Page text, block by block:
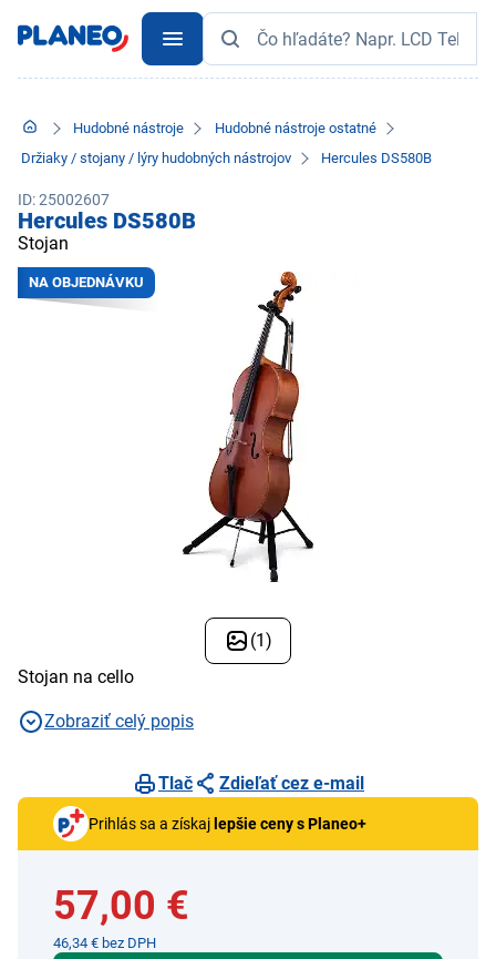
Hudobné nástroje
Hudobné nástroje ostatné
Držiaky / stojany / lýry hudobných nástrojov
Hercules DS580B
ID: 25002607
Hercules DS580B
Stojan
NA OBJEDNÁVKU
(1)
Stojan na cello
Zobraziť celý popis
Tlač Zdieľať cez e-mail
Prihlás sa a získaj lepšie ceny s Planeo+
57,00 €
46,34 € bez DPH